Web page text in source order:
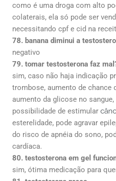
como é uma droga com alto
colaterais, ela só pode ser
necessitando cpf e cid na
78. banana diminui a
negativo
79. tomar testosterona faz
sim, caso não haja indicação
trombose, aumento de chance
aumento da glicose no
possibilidade de estimular
esterelidade, pode agravar
do risco de apnéia do sono,
cardíaca.
80. testosterona em gel
sim, ótima medicação para